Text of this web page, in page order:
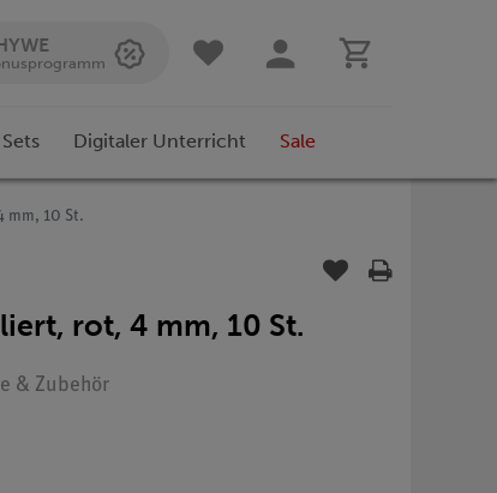
Digitaler Unterricht Sale
mm, 10 St.
rot, 4 mm, 10 St.
& Zubehör